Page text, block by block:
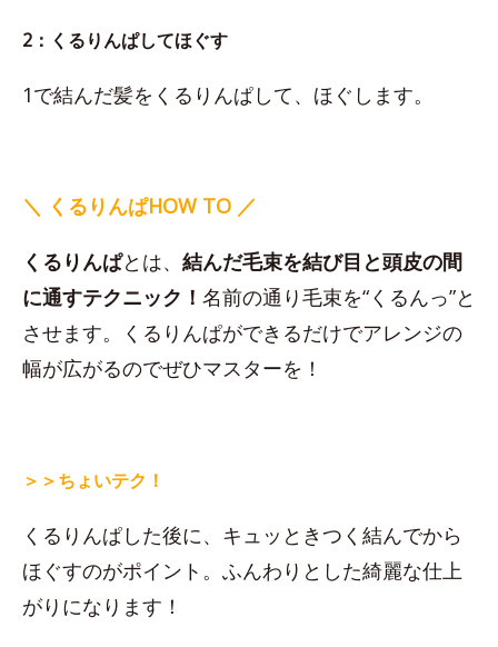
2：くるりんぱしてほぐす
1で結んだ髪をくるりんぱして、ほぐします。
＼ くるりんぱHOW TO ／
くるりんぱとは、 結んだ毛束を結び目と頭皮の間
に通すテクニック！ 名前の通り毛束を“くるんっ”と
させます。くるりんぱができるだけでアレンジの
幅が広がるのでぜひマスターを！
＞＞ちょいテク！
くるりんぱした後に、キュッときつく結んでから
ほぐすのがポイント。ふんわりとした綺麗な仕上
がりになります！